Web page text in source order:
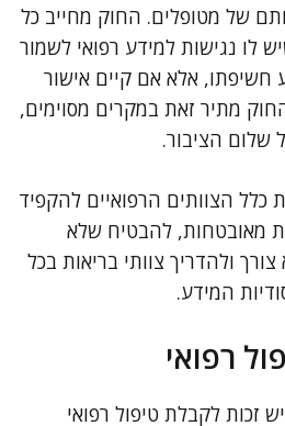
של מטופלים. החוק מחייב כל
לו נגישות למידע רפואי לשמור
חשיפתו, אלא אם קיים אישור
מתיר זאת במקרים מסוימים,
שלום הציבור.
כלל הצוותים הרפואיים להקפיד
מאובטחות, להבטיח שלא
ולהדריך צוותי בריאות בכל
המידע.
רפואי
זכות לקבלת טיפול רפואי